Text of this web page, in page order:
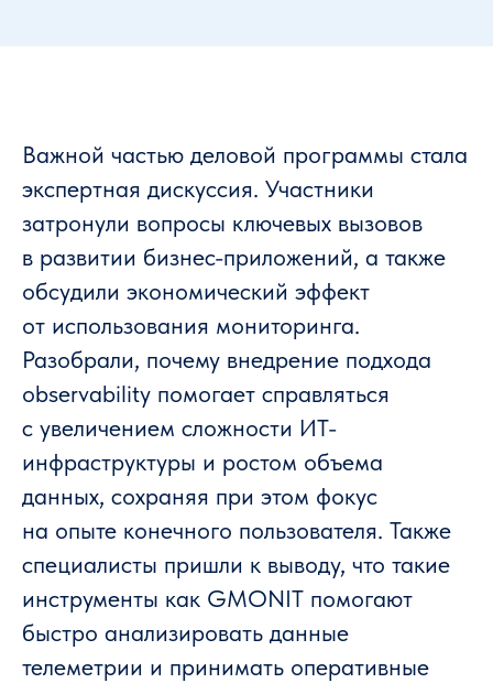
Важной частью деловой программы стала
экспертная дискуссия. Участники
затронули вопросы ключевых вызовов
в развитии бизнес-приложений, а также
обсудили экономический эффект
от использования мониторинга.
Разобрали, почему внедрение подхода
observability помогает справляться
с увеличением сложности ИТ-
инфраструктуры и ростом объема
данных, сохраняя при этом фокус
на опыте конечного пользователя. Также
специалисты пришли к выводу, что такие
инструменты как GMONIT помогают
быстро анализировать данные
телеметрии и принимать оперативные